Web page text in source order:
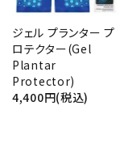
ジェル プランター プ
ロテクター(Gel
Plantar
Protector)
4,400円(税込)